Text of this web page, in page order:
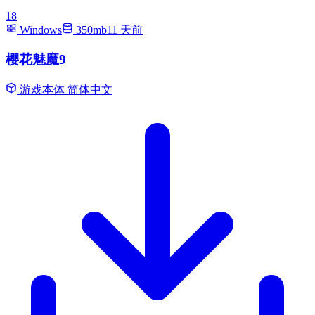
18
Windows
350mb11 天前
樱花魅魔9
游戏本体 简体中文